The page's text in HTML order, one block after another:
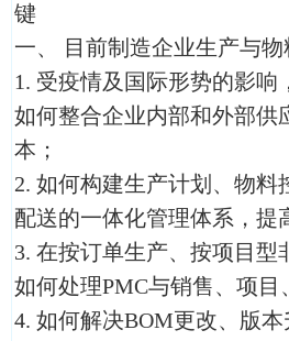
键
一、
目前制造企业生产与
1. 受疫情及国际形势的影响
如何整合企业内部和外部供
本；
2. 如何构建生产计划、物料
配送的一体化管理体系，
3. 在按订单生产、按项目型
如何处理PMC与销售、项
4. 如何解决BOM更改、版